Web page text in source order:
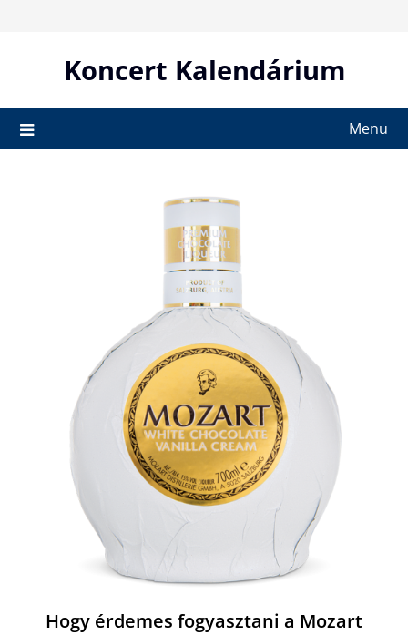
Koncert Kalendárium
Menu
Hogy érdemes fogyasztani a Mozart